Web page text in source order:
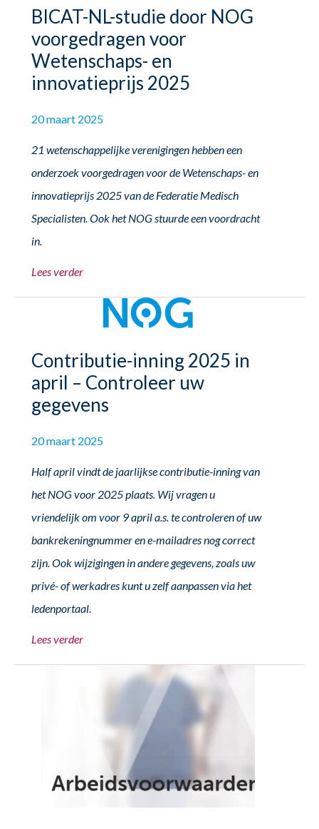
BICAT-NL-studie door NOG
voorgedragen voor
Wetenschaps- en
innovatieprijs 2025
20 maart 2025
21 wetenschappelijke verenigingen hebben een
onderzoek voorgedragen voor de Wetenschaps- en
innovatieprijs 2025 van de Federatie Medisch
Specialisten. Ook het NOG stuurde een voordracht
in.
Lees verder
Contributie-inning 2025 in
april – Controleer uw
gegevens
20 maart 2025
Half april vindt de jaarlijkse contributie-inning van
het NOG voor 2025 plaats. Wij vragen u
vriendelijk om voor 9 april a.s. te controleren of uw
bankrekeningnummer en e-mailadres nog correct
zijn. Ook wijzigingen in andere gegevens, zoals uw
privé- of werkadres kunt u zelf aanpassen via het
ledenportaal.
Lees verder